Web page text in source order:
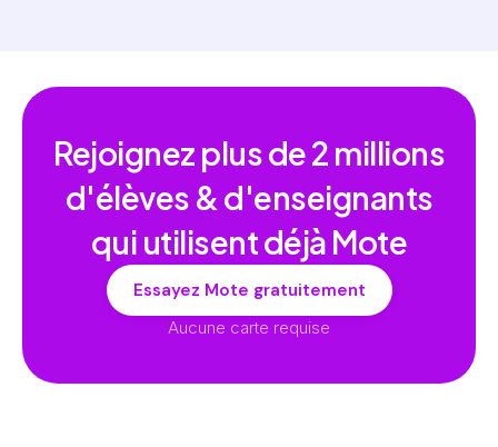
Rejoignez plus de2 millions
d'élèves & d'enseignants
qui utilisent déjà Mote
Essayez Mote gratuitement
Aucune carte requise